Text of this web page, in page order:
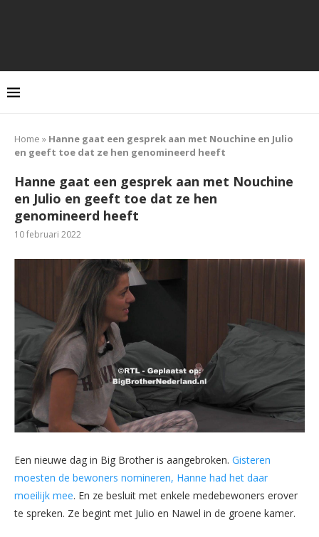
Home » Hanne gaat een gesprek aan met Nouchine en Julio
en geeft toe dat ze hen genomineerd heeft
Hanne gaat een gesprek aan met Nouchine
en Julio en geeft toe dat ze hen
genomineerd heeft
10 februari 2022
Een nieuwe dag in Big Brother is aangebroken. Gisteren
moesten de bewoners nomineren, Hanne had het daar
moeilijk mee. En ze besluit met enkele medebewoners erover
te spreken. Ze begint met Julio en Nawel in de groene kamer.